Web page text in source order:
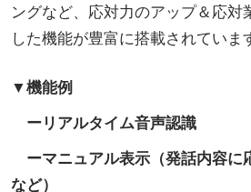
ングなど、応対力のアップ＆応対
した機能が豊富に搭載されていま
▼機能例
ーリアルタイム音声認識
ーマニュアル表示（発話内容に
など）